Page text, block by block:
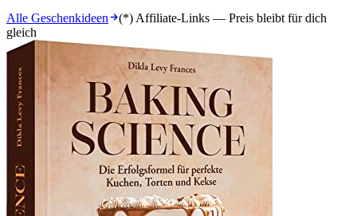
Alle Geschenkideen
(*) Affiliate-Links — Preis bleibt für dich
gleich